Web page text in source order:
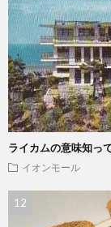
ライカムの意味知っ
イオンモール